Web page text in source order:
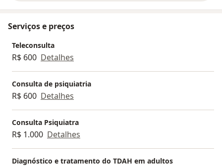
Serviços e preços
Teleconsulta
R$ 600 Detalhes
Consulta de psiquiatria
R$ 600 Detalhes
Consulta Psiquiatra
R$ 1.000 Detalhes
Diagnóstico e tratamento do TDAH em adultos